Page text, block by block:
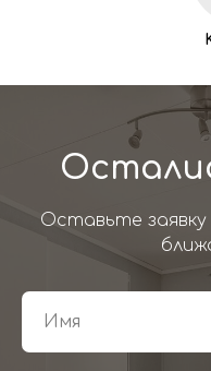
Оставьте